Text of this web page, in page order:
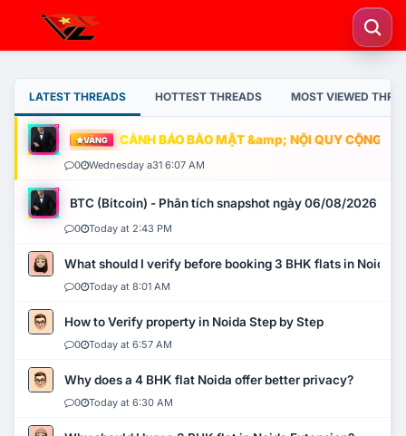
LATEST THREADS HOTTEST THREADS MOST VIEWED
VÀNG CẢNH BÁO BẢO MẬT &amp; NỘI QUY CỘNG
0 Wednesday a31 6:07 AM
BTC (Bitcoin) - Phân tích snapshot ngày 06/08/2026
0 Today at 2:43 PM
What should I verify before booking 3 BHK flats in Noida?
0 Today at 8:01 AM
How to Verify property in Noida Step by Step
0 Today at 6:57 AM
Why does a 4 BHK flat Noida offer better privacy?
0 Today at 6:30 AM